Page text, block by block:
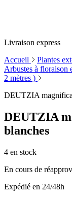
Livraison express
Accueil
Plantes
Arbustes à floraison
2 mètres )
DEUTZIA magnifica
DEUTZIA
blanches
4 en stock
En cours de
Expédié en 24/48h